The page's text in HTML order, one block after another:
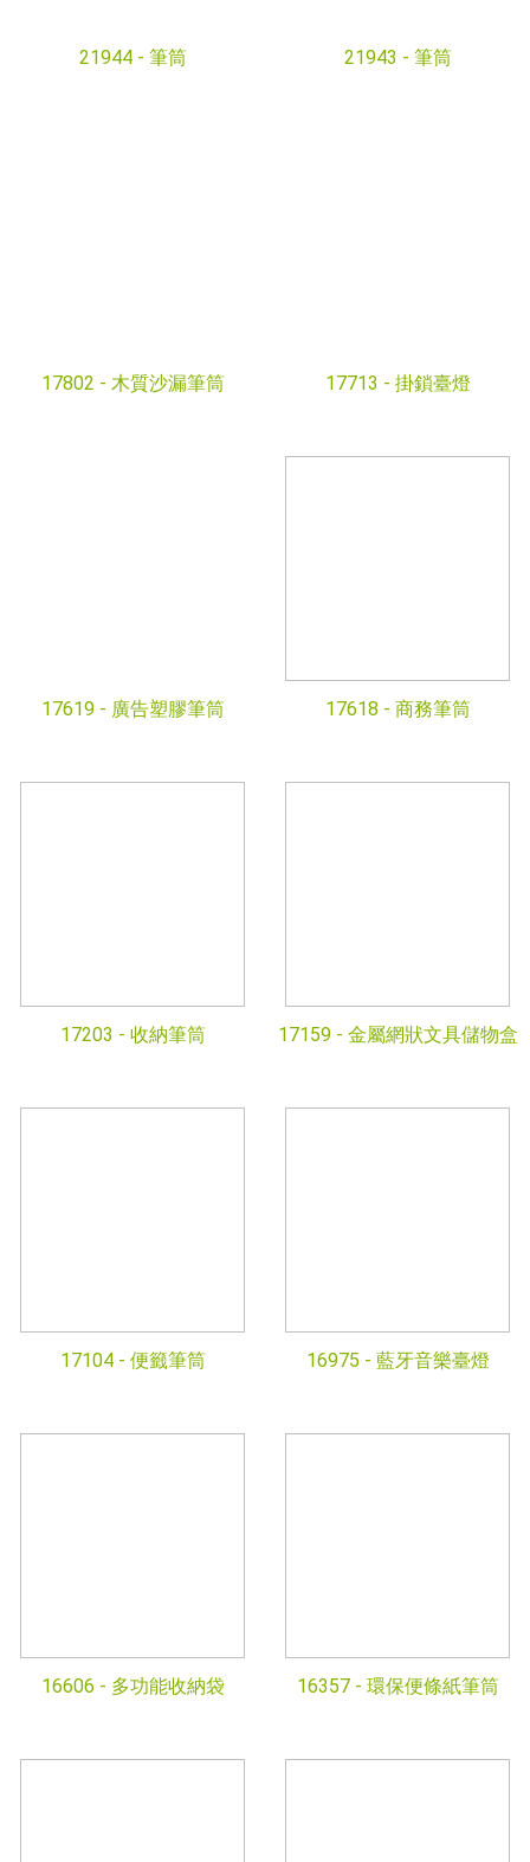
21944 - 筆筒 21943 - 筆筒
17802 - 木質沙漏筆筒 17713 - 掛鎖臺燈
17619 - 廣告塑膠筆筒 17618 - 商務筆筒
17203 - 收納筆筒 17159 - 金屬網狀文具儲物盒
17104 - 便籤筆筒 16975 - 藍牙音樂臺燈
16606 - 多功能收納袋 16357 - 環保便條紙筆筒